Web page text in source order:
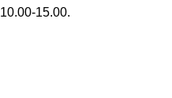
15.00.